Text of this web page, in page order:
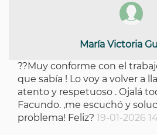
María Victoria
??Muy conforme con el
que sabía ! Lo voy a volver a
atento y respetuoso . Ojalá
Facundo. ,me escuchó y
problema! Feliz? 19-01-2026